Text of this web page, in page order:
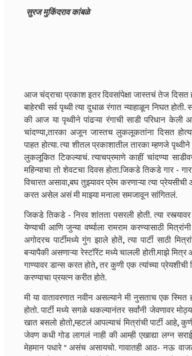
️ सुरज मुकिंदराव कांबळे
आज चंद्राचा प्रकाश इतर दिवसांपेक्षा जास्तचं तेज दिसत
बाहेरची सर्व पृथ्वी त्या दुधाळ रंगात न्याहाळून निघत
की आज या पृथ्वीने पांढऱ्या रंगाची साडी परिधान
चांदण्या,तारका अजून जास्तच लुकलूकतांना दिसत
पाहत होत्या. त्या शीतल प्रकाशातील तारका म्हणजे
लुकलूकित टिकल्याचं. त्याचप्रमाणे काहीं चांदण्या
महिन्याचा तो शेवटचा दिवस होता.जिकडे तिकडे गार -
विचारत असावा,बघ तुझ्यावर प्रेम करणाऱ्या त्या
करत असेल असं मी माझ्या मनाला समजावून सांगितलं.
जिकडे तिकडे - निरव शांतता पसरली होती. त्या
येण्याची आणि जुन्या वर्ष्याला रामराम करण्यासाठी
अगोदरच पार्टीमध्ये गुंग झाले होतें, त्या पार्टी साठी
बऱ्यापैकी असणाऱ्या रेस्टॉरेंट मध्ये चालली होती.माझे
गाण्यावर डान्स करत होते, तर कुणी एक त्यांच्या
करण्याचा प्रयत्न करीत होते.
मी या वातावरणात नवीन असल्याने मी नुसताच एक
होतो. पार्टी मध्ये सगळे थकल्यानंतर सर्वांनी जेवणावर
खात बसलो होतो,म्हटलं आपल्याचं मित्रांची पार्टी आहे,
जेवण कधी गोड लागलं नाही की आम्ही एखाद्या लग्न
मेहमान पधारे " असंच असायचो. गावातही आठ- नऊ